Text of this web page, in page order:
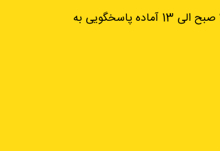
از شنبه تا چهارشنبه، 9 صبح الی 18، پنج شنبه 9 صبح الی 13 آماده پاسخگویی به